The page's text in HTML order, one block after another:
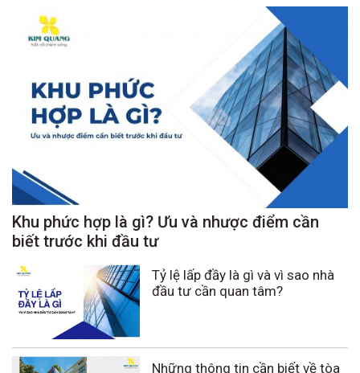
Khu phức hợp là gì? Ưu và nhược điểm cần
biết trước khi đầu tư
Tỷ lệ lấp đầy là gì và vì sao nhà
đầu tư cần quan tâm?
Những thông tin cần biết về tòa